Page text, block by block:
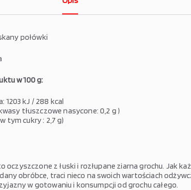
połówki
w 100 g:
1203 kJ / 288 kcal
tłuszczowe nasycone: 0,2 g )
tym cukry : 2,7 g)
oczyszczone z łuski i rozłupane ziarna grochu. Jak
obróbce, traci nieco na swoich wartościach
w gotowaniu i konsumpcji od grochu całego.